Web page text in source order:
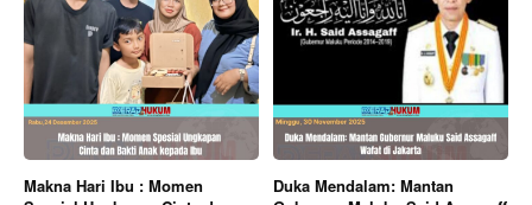
Makna Hari Ibu : Momen
Duka Mendalam: Mantan